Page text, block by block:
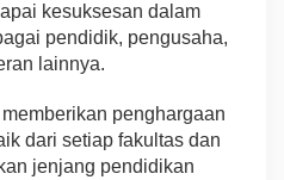
pai kesuksesan dalam
pendidik, pengusaha,
ran l ainnya.
penghargaan
dari setiap fakultas dan
jenjang pendidikan